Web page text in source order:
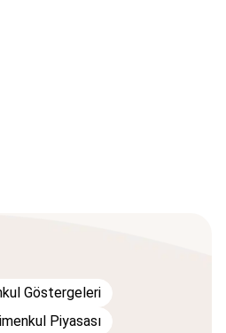
Göstergeleri
Piyasası